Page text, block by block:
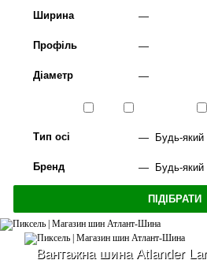
Ширина
Профіль
Діаметр
Тип осі
Бренд
Вантажна шина Atlander